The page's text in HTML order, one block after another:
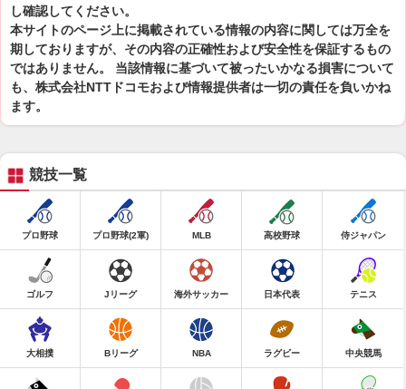
し確認してください。
本サイトのページ上に掲載されている情報の内容に関しては万全を
期しておりますが、その内容の正確性および安全性を保証するもの
ではありません。 当該情報に基づいて被ったいかなる損害について
も、株式会社NTTドコモおよび情報提供者は一切の責任を負いかね
ます。
競技一覧
プロ野球 プロ野球(2軍) MLB 高校野球 侍ジャパン
ゴルフ Jリーグ 海外サッカー 日本代表 テニス
大相撲 Bリーグ NBA ラグビー 中央競馬